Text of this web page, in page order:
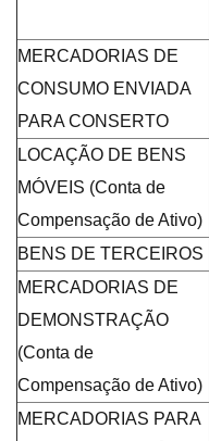
MERCADORIAS DE
CONSUMO ENVIADA
PARA CONSERTO
LOCAÇÃO DE BENS
MÓVEIS (Conta de
Compensação de Ativo)
BENS DE TERCEIROS
MERCADORIAS DE
DEMONSTRAÇÃO
(Conta de
Compensação de Ativo)
MERCADORIAS PARA